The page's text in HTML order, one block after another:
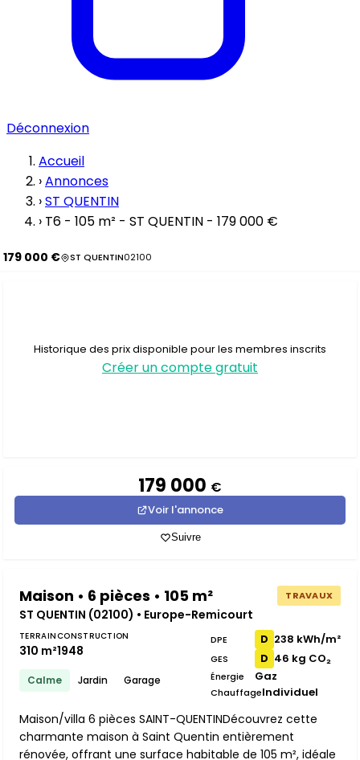
Déconnexion
Accueil
›Annonces
›ST QUENTIN
› T6 - 105 m² - ST QUENTIN - 179 000 €
179 000 € ST QUENTIN02100
Historique des prix disponible pour les membres inscrits
Créer un compte gratuit
179 000 €
Voir l'annonce
Suivre
Maison • 6 pièces • 105 m² TRAVAUX
ST QUENTIN (02100) • Europe-Remicourt
TERRAIN
310 m²
CONSTRUCTION
1948
Calme Jardin Garage
DPE D 238 kWh/m²
GES D 46 kg CO₂
Énergie Gaz
ChauffageIndividuel
Maison/villa 6 pièces SAINT-QUENTINDécouvrez cette
charmante maison à Saint Quentin entièrement
rénovée, offrant une surface habitable de 105 m², idéale